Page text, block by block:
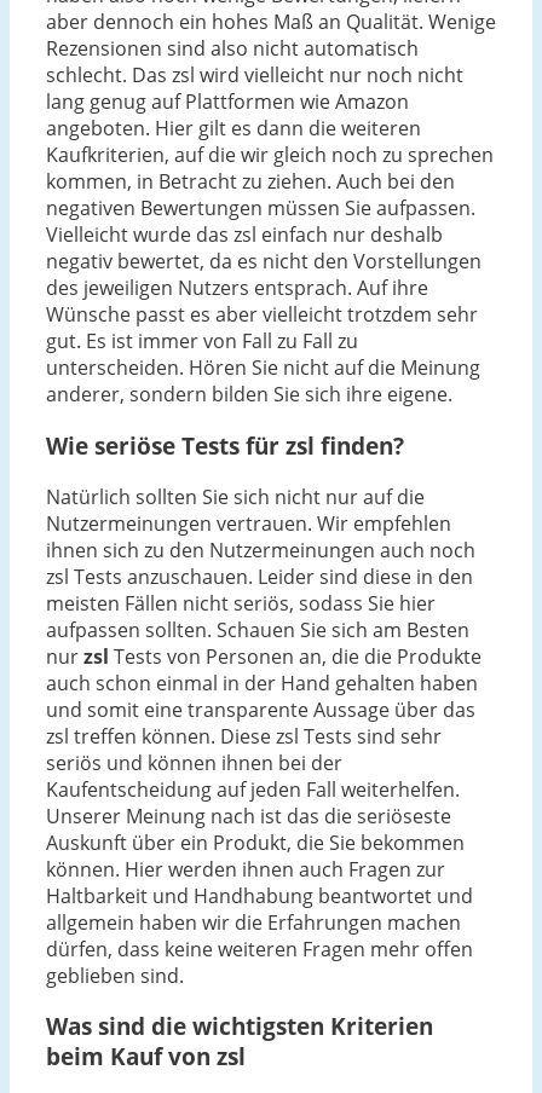
aber dennoch ein hohes Maß an Qualität. Wenige
Rezensionen sind also nicht automatisch
schlecht. Das zsl wird vielleicht nur noch nicht
lang genug auf Plattformen wie Amazon
angeboten. Hier gilt es dann die weiteren
Kaufkriterien, auf die wir gleich noch zu sprechen
kommen, in Betracht zu ziehen. Auch bei den
negativen Bewertungen müssen Sie aufpassen.
Vielleicht wurde das zsl einfach nur deshalb
negativ bewertet, da es nicht den Vorstellungen
des jeweiligen Nutzers entsprach. Auf ihre
Wünsche passt es aber vielleicht trotzdem sehr
gut. Es ist immer von Fall zu Fall zu
unterscheiden. Hören Sie nicht auf die Meinung
anderer, sondern bilden Sie sich ihre eigene.
Wie seriöse Tests für zsl finden?
Natürlich sollten Sie sich nicht nur auf die
Nutzermeinungen vertrauen. Wir empfehlen
ihnen sich zu den Nutzermeinungen auch noch
zsl Tests anzuschauen. Leider sind diese in den
meisten Fällen nicht seriös, sodass Sie hier
aufpassen sollten. Schauen Sie sich am Besten
nurzsl Tests von Personen an, die die Produkte
auch schon einmal in der Hand gehalten haben
und somit eine transparente Aussage über das
zsl treffen können. Diese zsl Tests sind sehr
seriös und können ihnen bei der
Kaufentscheidung auf jeden Fall weiterhelfen.
Unserer Meinung nach ist das die seriöseste
Auskunft über ein Produkt, die Sie bekommen
können. Hier werden ihnen auch Fragen zur
Haltbarkeit und Handhabung beantwortet und
allgemein haben wir die Erfahrungen machen
dürfen, dass keine weiteren Fragen mehr offen
geblieben sind.
Was sind die wichtigsten Kriterien
beim Kauf von zsl